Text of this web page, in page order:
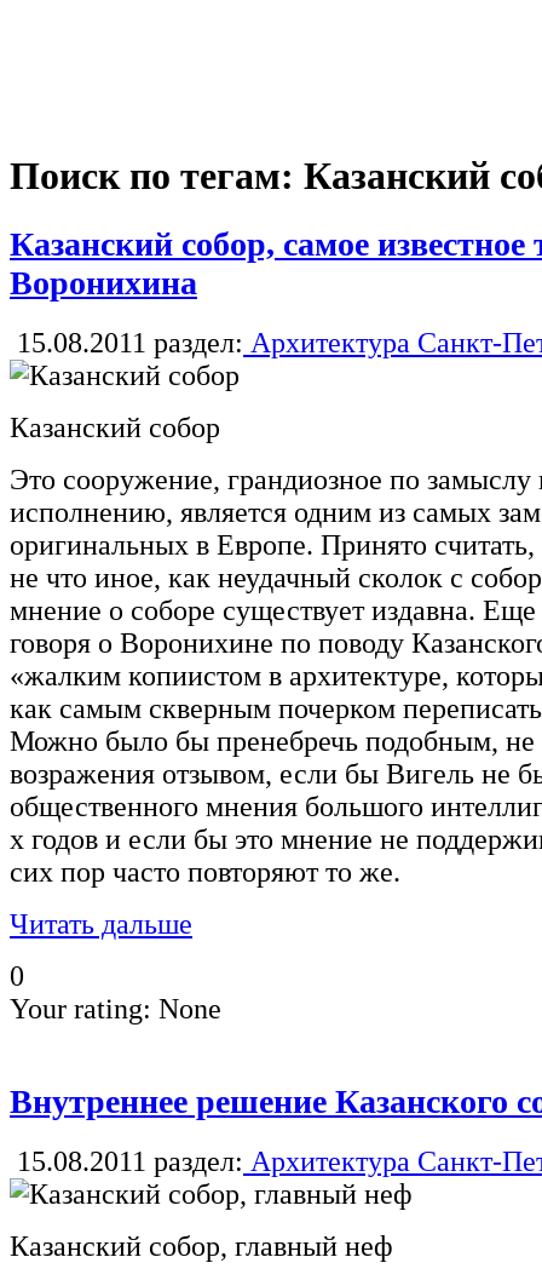
Поиск по тегам: Казанский
Казанский собор, самое
Воронихина
15.08.2011 раздел: Архитектура Санкт-
Казанский собор
Это сооружение, грандиозное по замыслу
исполнению, является одним из самых
оригинальных в Европе. Принято
не что иное, как неудачный сколок с
мнение о соборе существует издавна.
говоря о Воронихине по поводу
«жалким копиистом в архитектуре,
как самым скверным почерком
Можно было бы пренебречь подобным,
возражения отзывом, если бы Вигель не
общественного мнения большого
х годов и если бы это мнение не
сих пор часто повторяют то же.
Читать дальше
0
Your rating: None
Внутреннее решение Казанского
15.08.2011 раздел: Архитектура Санкт-
Казанский собор, главный неф